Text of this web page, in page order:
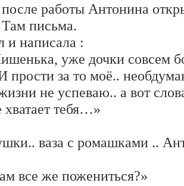
работы Антонина
Там письма.
и написала :
уже дочки совсем
прости за то моё..
не успеваю.. а вот
тебя…»
ваза с ромашками ..
все же пожениться?»